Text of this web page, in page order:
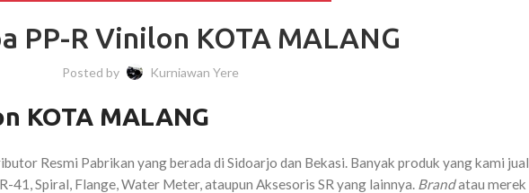
PP-R Vinilon KOTA MALANG
Posted by Kurniawan Yere
KOTA MALANG
Resmi Pabrikan yang berada di Sidoarjo dan Bekasi. Banyak produk yang kami jual
41, Spiral, Flange, Water Meter, ataupun Aksesoris SR yang lainnya. Brandatau merek